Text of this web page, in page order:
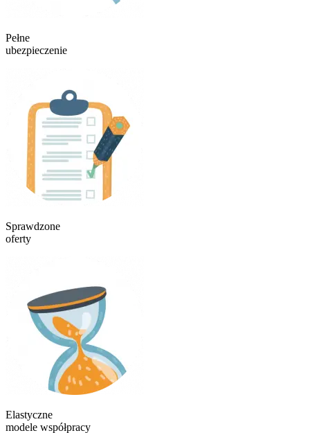
Pełne
ubezpieczenie
Sprawdzone
oferty
Elastyczne
modele współpracy